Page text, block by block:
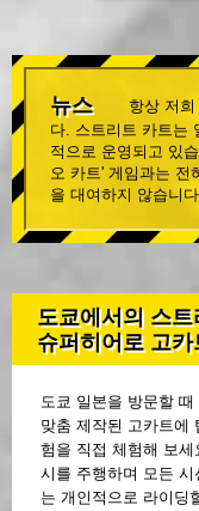
뉴스
항상 저
다. 스트리트 카트는
적으로 운영되고 있
오 카트' 게임과는 전
을 대여하지 않습니
도쿄에서의 스
슈퍼히어로 고
도쿄 일본을 방문할
맞춤 제작된 고카트에
험을 직접 체험해 보
시를 주행하며 모든
는 개인적으로 라이딩